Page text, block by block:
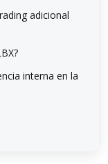
adicional
interna en la